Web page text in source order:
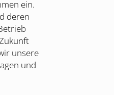
ein.
deren
unsere
und